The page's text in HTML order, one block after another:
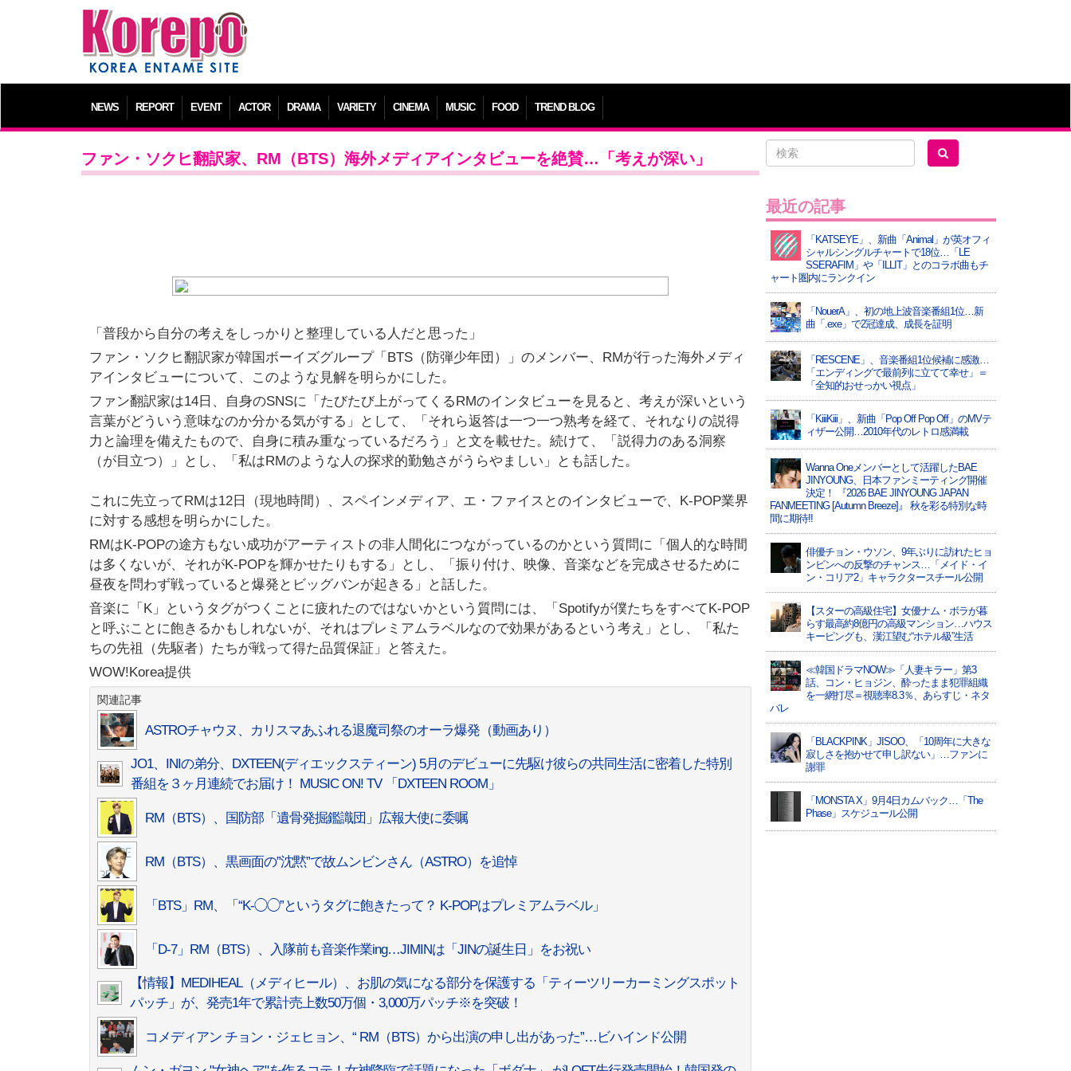
NEWS REPORT EVENT ACTOR DRAMA VARIETY CINEMA MUSIC FOOD TREND BLOG
ファン・ソクヒ翻訳家、RM（BTS）海外メディアインタビューを絶賛…「考えが深い」
「普段から自分の考えをしっかりと整理している人だと思った」
ファン・ソクヒ翻訳家が韓国ボーイズグループ「BTS（防弾少年団）」のメンバー、RMが行った海外メディ
アインタビューについて、このような見解を明らかにした。
ファン翻訳家は14日、自身のSNSに「たびたび上がってくるRMのインタビューを見ると、考えが深いという
言葉がどういう意味なのか分かる気がする」として、「それら返答は一つ一つ熟考を経て、それなりの説得
力と論理を備えたもので、自身に積み重なっているだろう」と文を載せた。続けて、「説得力のある洞察
（が目立つ）」とし、「私はRMのような人の探求的勤勉さがうらやましい」とも話した。
これに先立ってRMは12日（現地時間）、スペインメディア、エ・ファイスとのインタビューで、K-POP業界
に対する感想を明らかにした。
RMはK-POPの途方もない成功がアーティストの非人間化につながっているのかという質問に「個人的な時間
は多くないが、それがK-POPを輝かせたりもする」とし、「振り付け、映像、音楽などを完成させるために
昼夜を問わず戦っていると爆発とビッグバンが起きる」と話した。
音楽に「K」というタグがつくことに疲れたのではないかという質問には、「Spotifyが僕たちをすべてK-POP
と呼ぶことに飽きるかもしれないが、それはプレミアムラベルなので効果があるという考え」とし、「私た
ちの先祖（先駆者）たちが戦って得た品質保証」と答えた。
WOW!Korea提供
関連記事
ASTROチャウヌ、カリスマあふれる退魔司祭のオーラ爆発（動画あり）
JO1、INIの弟分、DXTEEN(ディエックスティーン) 5月のデビューに先駆け彼らの共同生活に密着した特別
番組を３ヶ月連続でお届け！ MUSIC ON! TV 「DXTEEN ROOM」
RM（BTS）、国防部「遺骨発掘鑑識団」広報大使に委嘱
RM（BTS）、黒画面の”沈黙”で故ムンビンさん（ASTRO）を追悼
「BTS」RM、「“K-◯◯”というタグに飽きたって？ K-POPはプレミアムラベル」
「D-7」RM（BTS）、入隊前も音楽作業ing…JIMINは「JINの誕生日」をお祝い
【情報】MEDIHEAL（メディヒール）、お肌の気になる部分を保護する「ティーツリーカーミングスポット
パッチ」が、発売1年で累計売上数50万個・3,000万パッチ※を突破！
コメディアン チョン・ジェヒョン、“ RM（BTS）から出演の申し出があった”…ビハインド公開
最近の記事
「KATSEYE」、新曲「Animal」が英オフィ
シャルシングルチャートで18位…「LE
SSERAFIM」や「ILLIT」とのコラボ曲もチ
ャート圏内にランクイン
「NouerA」、初の地上波音楽番組1位…新
曲「.exe」で2冠達成、成長を証明
「RESCENE」、音楽番組1位候補に感激…
「エンディングで最前列に立てて幸せ」＝
「全知的おせっかい視点」
「KiiiKiii」、新曲「Pop Off Pop Off」のMVテ
ィザー公開…2010年代のレトロ感満載
Wanna Oneメンバーとして活躍したBAE
JINYOUNG、日本ファンミーティング開催
決定！ 『2026 BAE JINYOUNG JAPAN
FANMEETING [Autumn Breeze]』 秋を彩る特別な時
間に期待!!
俳優チョン・ウソン、9年ぶりに訪れたヒョ
ンビンへの反撃のチャンス…「メイド・イ
ン・コリア2」キャラクタースチール公開
【スターの高級住宅】女優ナム・ボラが暮
らす最高約8億円の高級マンション…ハウス
キーピングも、漢江望む“ホテル級”生活
≪韓国ドラマNOW≫「人妻キラー」第3
話、コン・ヒョジン、酔ったまま犯罪組織
を一網打尽＝視聴率8.3％、あらすじ・ネタ
バレ
「BLACKPINK」JISOO、「10周年に大きな
寂しさを抱かせて申し訳ない」…ファンに
謝罪
「MONSTA X」9月4日カムバック…「The
Phase」スケジュール公開